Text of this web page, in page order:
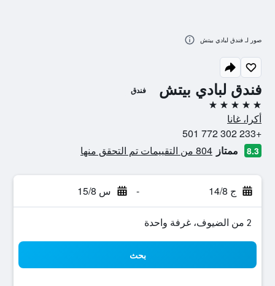
فندق لبادي بيتش فندق
5 نجوم
أكرا، غانا
+233 302 772 501
8.3 ممتاز 804 من التقييمات تم التحقق منها
ج 14/8 - س 15/8
2 من الضيوف، غرفة واحدة
بحث
صور لـ فندق لبادي بيتش